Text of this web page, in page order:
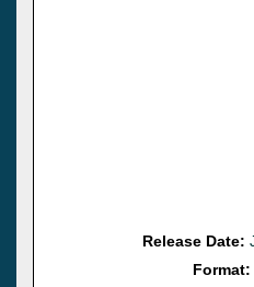
Release Date:
Format: